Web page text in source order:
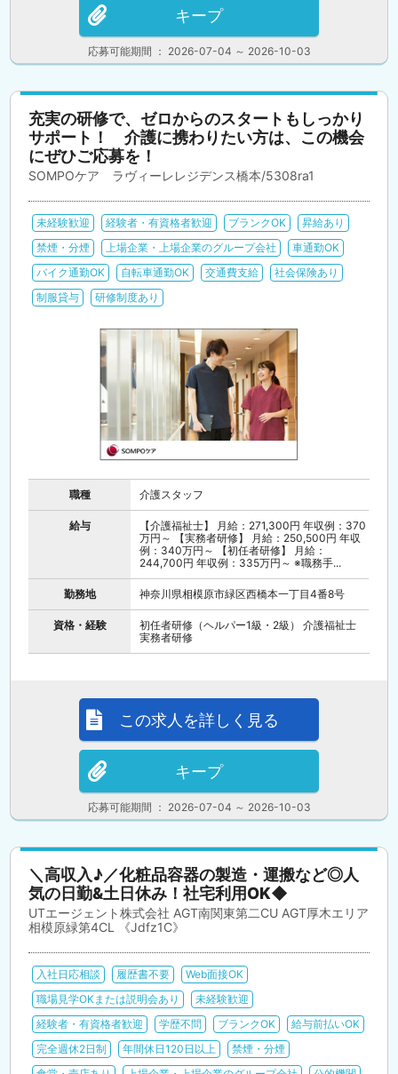
応募可能期間 ： 2026-07-04 ～ 2026-10-03
キープ
充実の研修で、ゼロからのスタートもしっかり
サポート！ 介護に携わりたい方は、この機会
にぜひご応募を！
SOMPOケア ラヴィーレレジデンス橋本/5308ra1
未経験歓迎 経験者・有資格者歓迎 ブランクOK
昇給あり
禁煙・分煙
上場企業・上場企業のグループ会社
車通勤OK
バイク通勤OK
自転車通勤OK 交通費支給
社会保険あり
制服貸与
研修制度あり
職種 介護スタッフ
給与
【介護福祉士】 月給：271,300円 年収例：370
万円～ 【実務者研修】 月給：250,500円 年収
例：340万円～ 【初任者研修】 月給：
244,700円 年収例：335万円～ ※職務手...
勤務地 神奈川県相模原市緑区西橋本一丁目4番8号
資格・経験
初任者研修（ヘルパー1級・2級） 介護福祉士
実務者研修
応募可能期間 ： 2026-07-04 ～ 2026-10-03
この求人を詳しく見る
キープ
＼高収入♪／化粧品容器の製造・運搬など◎人
気の日勤&土日休み！社宅利用OK◆
UTエージェント株式会社 AGT南関東第二CU AGT厚木エリア
相模原緑第4CL 《Jdfz1C》
入社日応相談 履歴書不要
Web面接OK
職場見学OKまたは説明会あり
未経験歓迎
経験者・有資格者歓迎
学歴不問 ブランクOK
給与前払いOK
完全週休2日制
年間休日120日以上
禁煙・分煙